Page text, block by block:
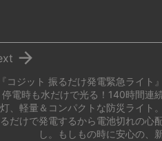
『コジット 振るだけ発電緊急ライト
停電時も水だけで光る！140時間連
灯、軽量＆コンパクトな防災ライト
るだけで発電するから電池切れの心
し。もしもの時に安心の、
